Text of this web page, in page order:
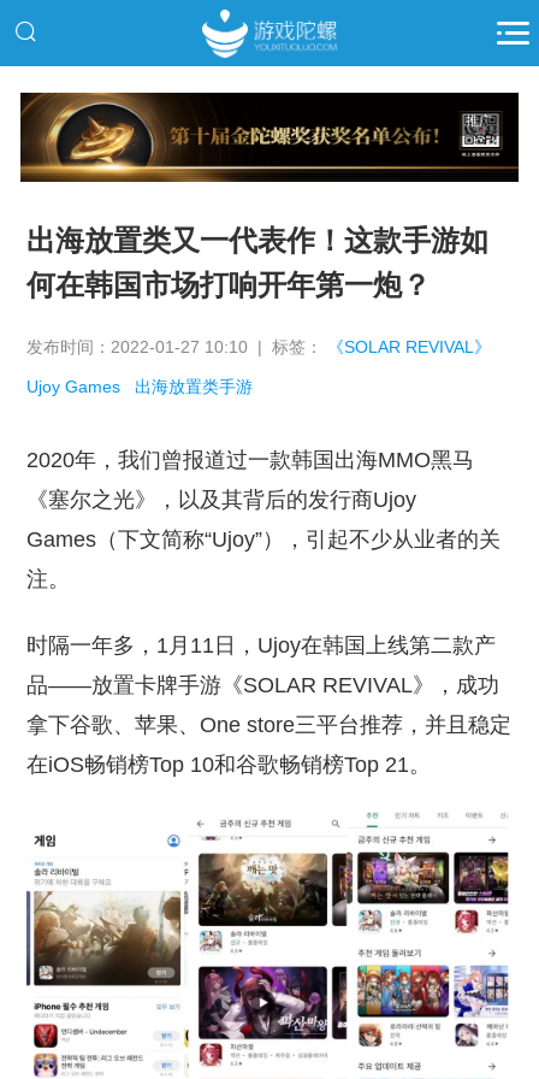
推广
出海放置类又一代表作！这款手游如
何在韩国市场打响开年第一炮？
发布时间：2022-01-27 10:10 | 标签： 《SOLAR REVIVAL》
Ujoy Games 出海放置类手游
2020年，我们曾报道过一款韩国出海MMO黑马
《塞尔之光》，以及其背后的发行商Ujoy
Games（下文简称“Ujoy”），引起不少从业者的关
注。
时隔一年多，1月11日，Ujoy在韩国上线第二款产
品——放置卡牌手游《SOLAR REVIVAL》，成功
拿下谷歌、苹果、One store三平台推荐，并且稳定
在iOS畅销榜Top 10和谷歌畅销榜Top 21。